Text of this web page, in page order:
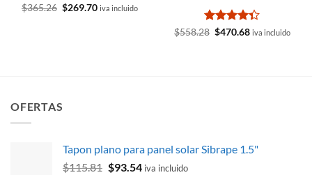
$365.26 El
$269.70Eliva incluido
Valorado
$558.28 El
$470.68Eliva incluido
OFERTAS
Tapon plano para panel solar Sibrape 1.5"
$115.81 El
$93.54Eliva incluido